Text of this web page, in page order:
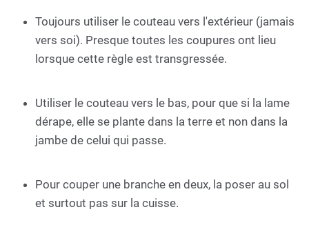
Toujours utiliser le couteau vers l'extérieur (jamais
vers soi). Presque toutes les coupures ont lieu
lorsque cette règle est transgressée.
Utiliser le couteau vers le bas, pour que si la lame
dérape, elle se plante dans la terre et non dans la
jambe de celui qui passe.
Pour couper une branche en deux, la poser au sol
et surtout pas sur la cuisse.